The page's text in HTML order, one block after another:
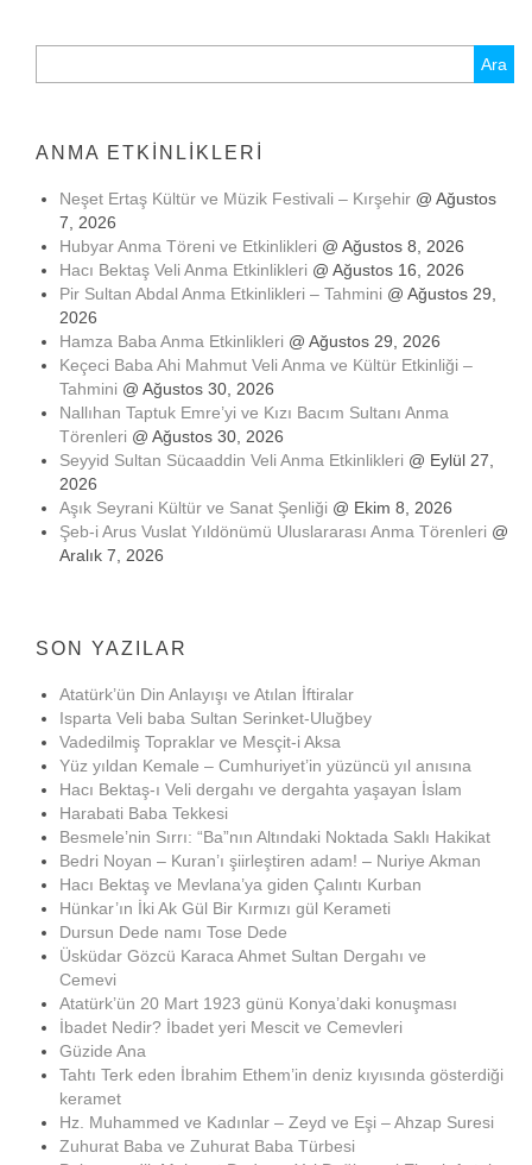
ANMA ETKINLIKLERI
Neşet Ertaş Kültür ve Müzik Festivali – Kırşehir @ Ağustos
7, 2026
Hubyar Anma Töreni ve Etkinlikleri @ Ağustos 8, 2026
Hacı Bektaş Veli Anma Etkinlikleri @ Ağustos 16, 2026
Pir Sultan Abdal Anma Etkinlikleri – Tahmini @ Ağustos 29,
2026
Hamza Baba Anma Etkinlikleri @ Ağustos 29, 2026
Keçeci Baba Ahi Mahmut Veli Anma ve Kültür Etkinliği –
Tahmini @ Ağustos 30, 2026
Nallıhan Taptuk Emre’yi ve Kızı Bacım Sultanı Anma
Törenleri @ Ağustos 30, 2026
Seyyid Sultan Sücaaddin Veli Anma Etkinlikleri @ Eylül 27,
2026
Aşık Seyrani Kültür ve Sanat Şenliği @ Ekim 8, 2026
Şeb-i Arus Vuslat Yıldönümü Uluslararası Anma Törenleri @
Aralık 7, 2026
SON YAZILAR
Atatürk’ün Din Anlayışı ve Atılan İftiralar
Isparta Veli baba Sultan Serinket-Uluğbey
Vadedilmiş Topraklar ve Mesçit-i Aksa
Yüz yıldan Kemale – Cumhuriyet’in yüzüncü yıl anısına
Hacı Bektaş-ı Veli dergahı ve dergahta yaşayan İslam
Harabati Baba Tekkesi
Besmele’nin Sırrı: “Ba”nın Altındaki Noktada Saklı Hakikat
Bedri Noyan – Kuran’ı şiirleştiren adam! – Nuriye Akman
Hacı Bektaş ve Mevlana’ya giden Çalıntı Kurban
Hünkar’ın İki Ak Gül Bir Kırmızı gül Kerameti
Dursun Dede namı Tose Dede
Üsküdar Gözcü Karaca Ahmet Sultan Dergahı ve
Cemevi
Atatürk’ün 20 Mart 1923 günü Konya’daki konuşması
İbadet Nedir? İbadet yeri Mescit ve Cemevleri
Güzide Ana
Tahtı Terk eden İbrahim Ethem’in deniz kıyısında gösterdiği
keramet
Hz. Muhammed ve Kadınlar – Zeyd ve Eşi – Ahzap Suresi
Zuhurat Baba ve Zuhurat Baba Türbesi